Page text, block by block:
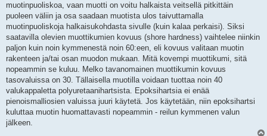
muotinpuoliskoa, vaan muotti on voitu halkaista veitsellä pitkittäin
puoleen väliin ja osa saadaan muotista ulos taivuttamalla
muotinpuoliskoja halkaisukohdasta sivulle (kuin kalaa perkaisi). Siksi
saatavilla olevien muottikumien kovuus (shore hardness) vaihtelee niinkin
paljon kuin noin kymmenestä noin 60:een, eli kovuus valitaan muotin
rakenteen ja/tai osan muodon mukaan. Mitä kovempi muottikumi, sitä
nopeammin se kuluu. Melko tavanomainen muottikumin kovuus
tasovaluissa on 30. Tällaisella muotilla voidaan tuottaa noin 40
valukappaletta polyuretaanihartsista. Epoksihartsia ei enää
pienoismalliosien valuissa juuri käytetä. Jos käytetään, niin epoksihartsi
kuluttaa muotin huomattavasti nopeammin - reilun kymmenen valun
jälkeen.